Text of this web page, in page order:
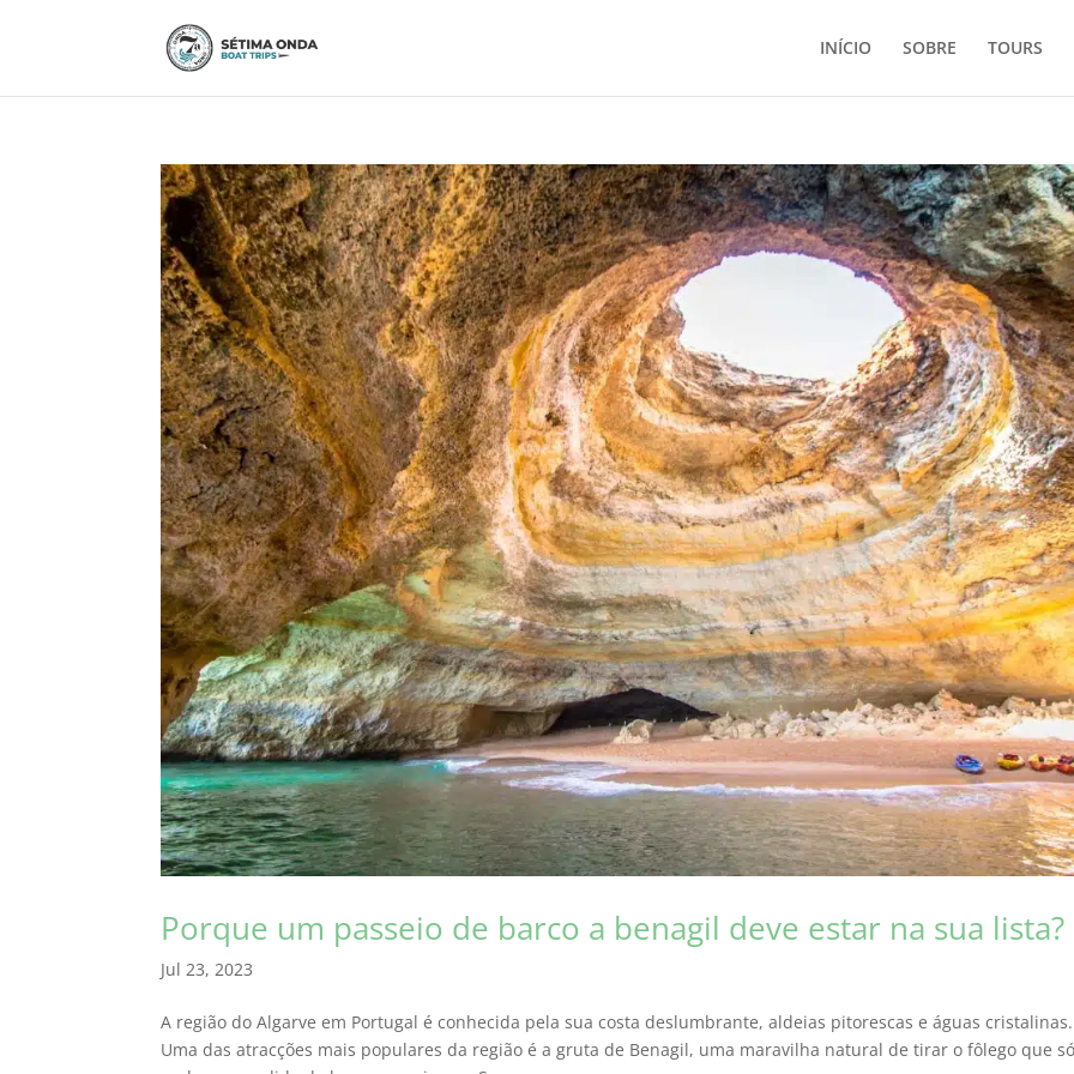
INÍCIO SOBRE TOURS
Porque um passeio de barco a benagil deve estar na sua lista?
Jul 23, 2023
A região do Algarve em Portugal é conhecida pela sua costa deslumbrante, aldeias pitorescas e águas cristalinas.
Uma das atracções mais populares da região é a gruta de Benagil, uma maravilha natural de tirar o fôlego que